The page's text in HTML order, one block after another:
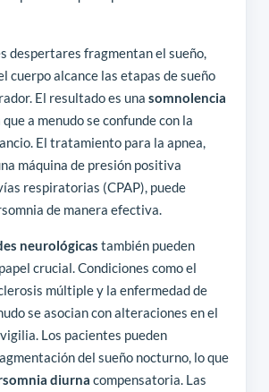
despertares fragmentan el sueño,
cuerpo alcance las etapas de sueño
El resultado es una somnolencia
que a menudo se confunde con la
El tratamiento para la apnea,
máquina de presión positiva
respiratorias (CPAP), puede
de manera efectiva.
neurológicas también pueden
crucial. Condiciones como el
múltiple y la enfermedad de
se asocian con alteraciones en el
Los pacientes pueden
del sueño nocturno, lo que
diurna compensatoria. Las